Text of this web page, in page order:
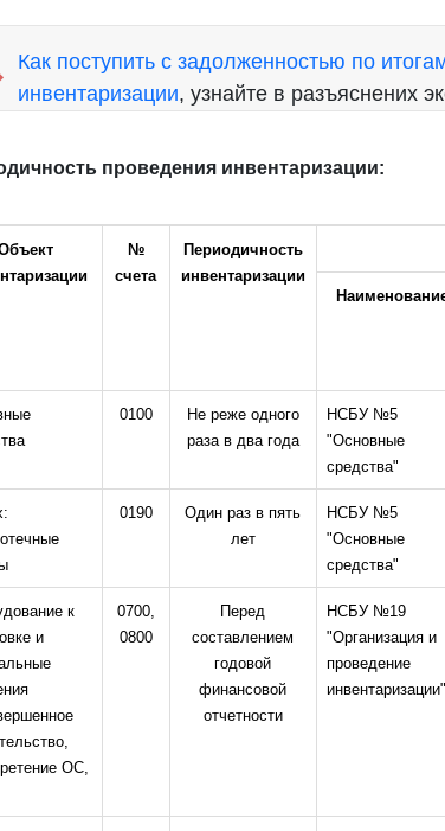
Как поступить с задолженностью по
инвентаризации, узнайте в разъяснених
проведения инвентаризации:
№
счета
Периодичность
инвентаризации
0100
Не реже одного
раза в два года
НСБУ №5
"Основные
средства"
0190
Один раз в пять
лет
НСБУ №5
"Основные
средства"
к
и
ОС,
0700,
0800
Перед
составлением
годовой
финансовой
отчетности
НСБУ №19
"Организация и
проведение
инвентаризации"